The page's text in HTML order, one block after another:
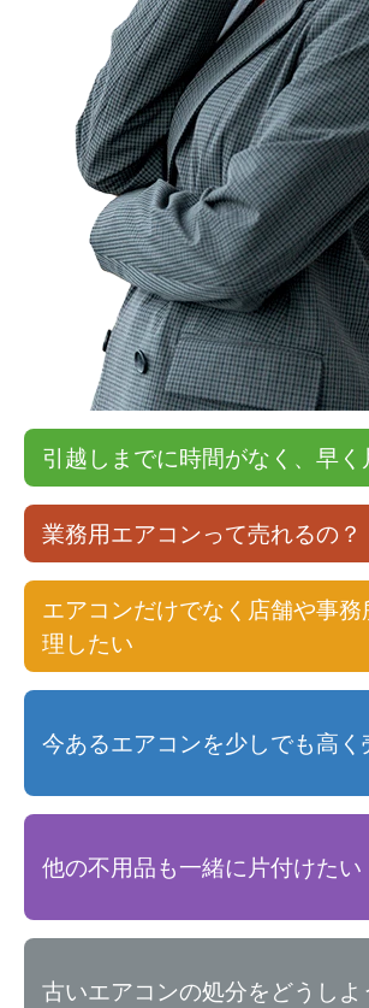
引越しまでに時間がなく、早
業務用エアコンって売れるの？
エアコンだけでなく店舗や事
理したい
今あるエアコンを少しでも高く
他の不用品も一緒に片付けたい
古いエアコンの処分をどうしよ